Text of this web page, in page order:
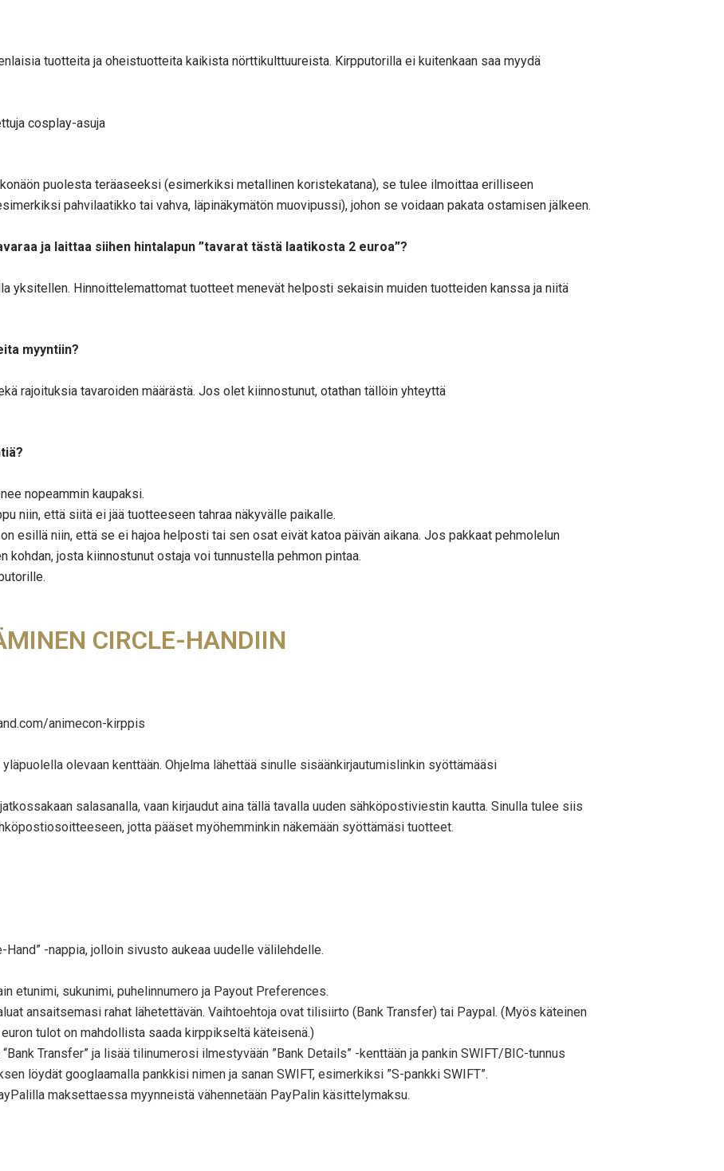
tuotteita ja oheistuotteita kaikista nörttikulttuureista. Kirpputorilla ei kuitenkaan saa myydä
cosplay-asuja
puolesta teräaseeksi (esimerkiksi metallinen koristekatana), se tulee ilmoittaa erilliseen
pahvilaatikko tai vahva, läpinäkymätön muovipussi), johon se voidaan pakata ostamisen jälkeen.
ja laittaa siihen hintalapun ”tavarat tästä laatikosta 2 euroa”?
yksitellen. Hinnoittelemattomat tuotteet menevät helposti sekaisin muiden tuotteiden kanssa ja niitä
myyntiin?
rajoituksia tavaroiden määrästä. Jos olet kiinnostunut, otathan tällöin yhteyttä
nopeammin kaupaksi.
niin, että siitä ei jää tuotteeseen tahraa näkyvälle paikalle.
esillä niin, että se ei hajoa helposti tai sen osat eivät katoa päivän aikana. Jos pakkaat pehmolelun
kohdan, josta kiinnostunut ostaja voi tunnustella pehmon pintaa.
CIRCLE-HANDIIN
animecon-kirppis
olevaan kenttään. Ohjelma lähettää sinulle sisäänkirjautumislinkin syöttämääsi
salasanalla, vaan kirjaudut aina tällä tavalla uuden sähköpostiviestin kautta. Sinulla tulee siis
jotta pääset myöhemminkin näkemään syöttämäsi tuotteet.
-nappia, jolloin sivusto aukeaa uudelle välilehdelle.
etunimi, sukunimi, puhelinnumero ja Payout Preferences.
ansaitsemasi rahat lähetettävän. Vaihtoehtoja ovat tilisiirto (Bank Transfer) tai Paypal. (Myös käteinen
tulot on mahdollista saada kirppikseltä käteisenä.)
Transfer” ja lisää tilinumerosi ilmestyvään ”Bank Details” -kenttään ja pankin SWIFT/BIC-tunnus
löydät googlaamalla pankkisi nimen ja sanan SWIFT, esimerkiksi ”S-pankki SWIFT”.
maksettaessa myynneistä vähennetään PayPalin käsittelymaksu.